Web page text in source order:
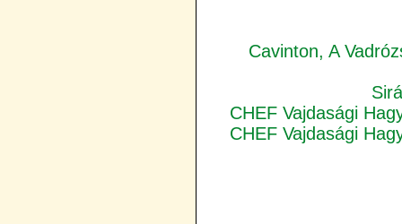
Cavinton, A
CHEF Vajdasági
CHEF Vajdasági